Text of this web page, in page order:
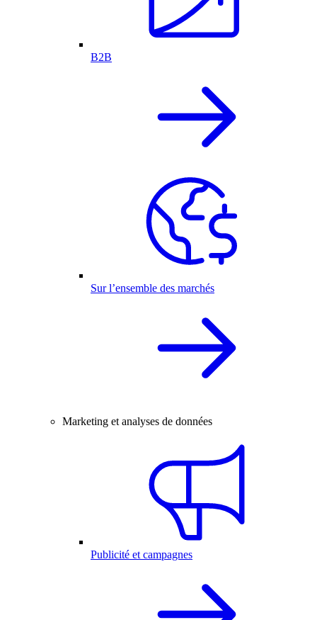
B2B
Sur l’ensemble des marchés
Marketing et analyses de données
Publicité et campagnes